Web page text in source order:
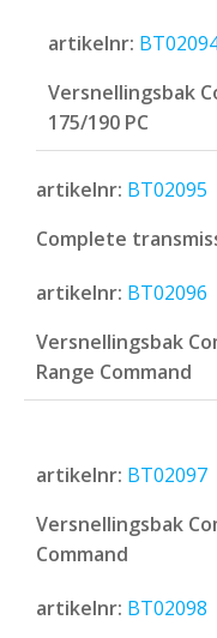
artikelnr:
Versnellingsbak
175/190 PC
artikelnr: BT02095
Complete
artikelnr: BT02096
Versnellingsbak
Range Command
artikelnr: BT02097
Versnellingsbak
Command
artikelnr: BT02098